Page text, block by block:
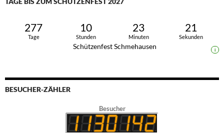
277
Tage
10
Stunden
23
Minuten
20
Sekunden
Schützenfest Schmehausen i
BESUCHER-ZÄHLER
Besucher